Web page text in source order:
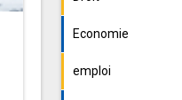
Economie
emploi